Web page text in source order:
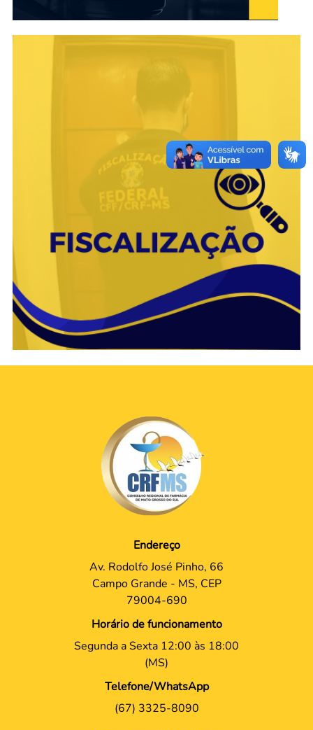
Endereço
Av. Rodolfo José Pinho, 66
Campo Grande - MS, CEP
79004-690
Horário de funcionamento
Segunda a Sexta 12:00 às 18:00
(MS)
Telefone/WhatsApp
(67) 3325-8090